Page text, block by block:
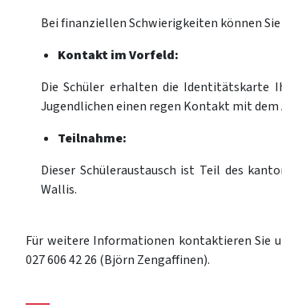
Bei finanziellen Schwierigkeiten können
Kontakt im Vorfeld:
Die Schüler erhalten die Identitätskarte
Jugendlichen einen regen Kontakt mit
Teilnahme:
Dieser Schüleraustausch ist Teil des
Wallis.
Für weitere Informationen kontaktieren Sie
027 606 42 26 (Björn Zengaffinen).